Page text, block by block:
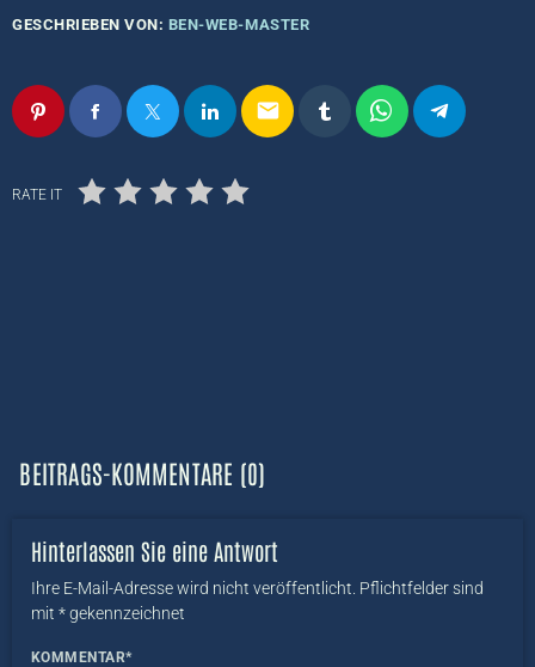
GESCHRIEBEN VON: BEN-WEB-MASTER
email
RATE IT
BEITRAGS-KOMMENTARE (0)
Hinterlassen Sie eine Antwort
Ihre E-Mail-Adresse wird nicht veröffentlicht. Pflichtfelder sind
mit * gekennzeichnet
KOMMENTAR*